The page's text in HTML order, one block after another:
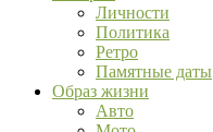
Личности
Политика
Ретро
Памятные даты
Образ жизни
Авто